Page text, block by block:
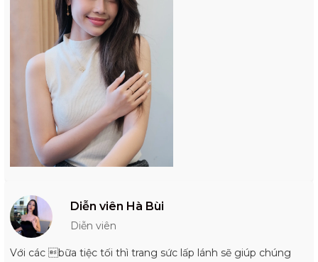
Diễn viên Hà Bùi
Diễn viên
Với các bữa tiệc tối thì trang sức lấp lánh sẽ giúp chúng